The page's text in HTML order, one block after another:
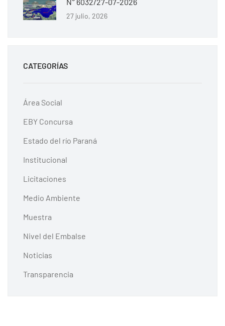
27 julio, 2026
CATEGORÍAS
Área Social
EBY Concursa
Estado del río Paraná
Institucional
Licitaciones
Medio Ambiente
Muestra
Nivel del Embalse
Noticias
Transparencia